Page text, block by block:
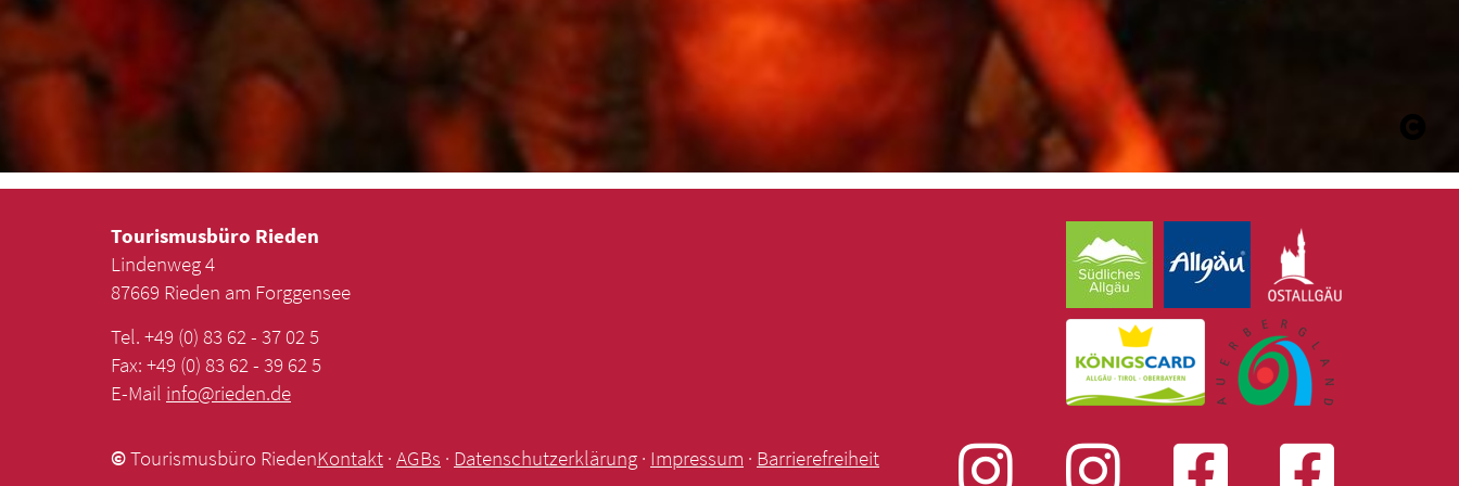
Tourismusbüro Rieden
Lindenweg 4
87669 Rieden am Forggensee
Tel. +49 (0) 83 62 - 37 02 5
Fax: +49 (0) 83 62 - 39 62 5
E-Mail info@rieden.de
©Tourismusbüro RiedenKontakt · AGBs · Datenschutzerklärung · Impressum · Barrierefreiheit